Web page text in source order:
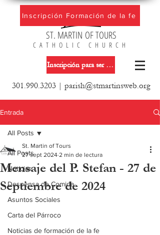
ST. MARTIN OF TOURS
CATHOLIC CHURCH
Inscripción para ser miembro de la iglesia
301.990.3203| parish@stmartinsweb.org
Inscripción Formación de la fe
Entrada
All Posts
Noticias
Despensa de Comida
Asuntos Sociales
Carta del Párroco
Noticias de formación de la fe
All Posts
Mensaje del P. Stefan - 27 de
Septiembre de 2024
St. Martin of Tours
27 sept 2024 2 min de lectura